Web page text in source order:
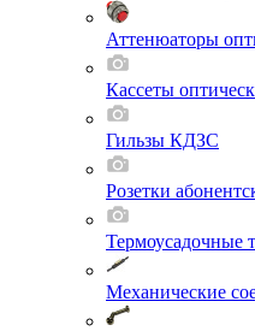
Аттенюаторы
Кассеты
Гильзы КДЗС
Розетки
Термоусадочные
Механические